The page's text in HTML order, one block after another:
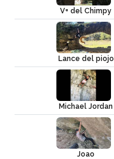
V+ del Chimpy
Lance del piojo
Michael Jordan
Joao